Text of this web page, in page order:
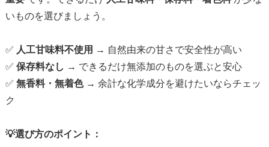
いものを選びましょう。
✅ 人工甘味料不使用 → 自然由来の甘さで安全性が高い
✅ 保存料なし → できるだけ無添加のものを選ぶと安心
✅ 無香料・無着色→ 余計な化学成分を避けたいならチェッ
ク
💡選び方のポイント：